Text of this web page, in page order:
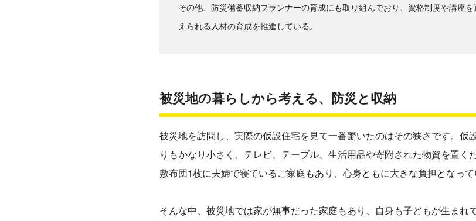
その他、防災備蓄収納プランナーの育成にも取り組んでおり、資格制度や講座
えられる人材の育成を推進している。
被災地の暮らしから考える、防災と収納
被災地を訪問し、実際の仮設住宅を見て一番驚いたのはその狭さです。仮
りもかなり小さく、テレビ、テーブル、生活用品や寄附された物資を置く
敷布団1枚に夫婦で寝ているご家庭もあり、心身ともに大きな負担となって
そんな中、被災地では家が無事だった家庭もあり、自身も子どもが生まれ